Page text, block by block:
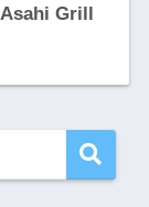
Grill